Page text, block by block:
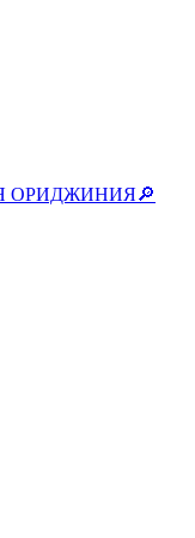
ОРИДЖИНИЯ🔎